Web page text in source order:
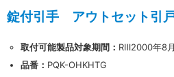
錠付引手 アウトセット引
取付可能製品対象期間： RⅢ2000年8
品番： PQK-OHKHTG